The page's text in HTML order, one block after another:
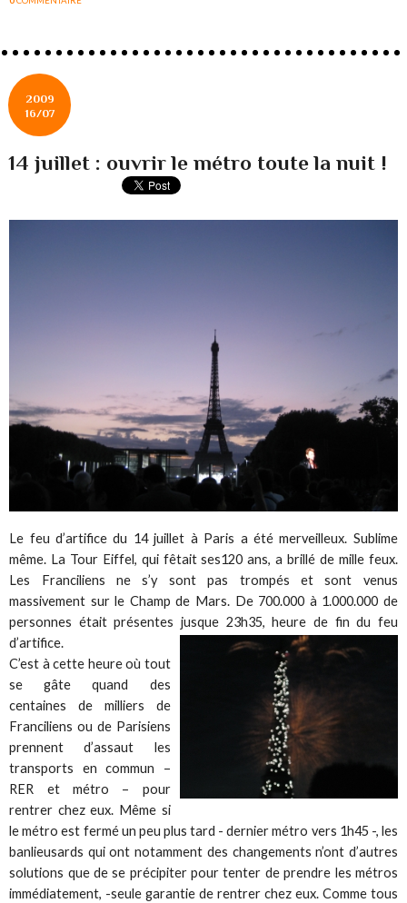
2009
16/07
14 juillet : ouvrir le métro toute la nuit !
Le feu d’artifice du 14 juillet à Paris a été merveilleux. Sublime
même. La Tour Eiffel, qui fêtait ses120 ans, a brillé de mille feux.
Les Franciliens ne s’y sont pas trompés et sont venus
massivement sur le Champ de Mars. De 700.000 à 1.000.000 de
personnes était présentes jusque 23h35, heure de fin du feu
d’artifice.
C’est à cette heure où tout
se gâte quand des
centaines de milliers de
Franciliens ou de Parisiens
prennent d’assaut les
transports en commun –
RER et métro – pour
rentrer chez eux. Même si
le métro est fermé un peu plus tard - dernier métro vers 1h45 -, les
banlieusards qui ont notamment des changements n’ont d’autres
solutions que de se précipiter pour tenter de prendre les métros
immédiatement, -seule garantie de rentrer chez eux. Comme tous